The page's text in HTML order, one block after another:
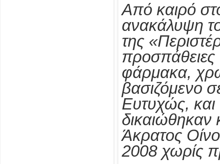
Από καιρό
ανακάλυψη
της
προσπάθειες
φάρμακα,
βασιζόμενο
Ευτυχώς,
δικαιώθηκαν
Άκρατος
2008 χωρίς